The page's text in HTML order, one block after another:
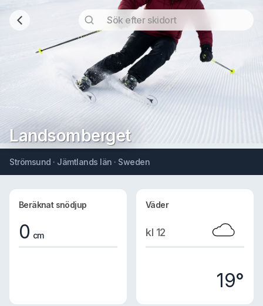
Landsomberget
Strömsund · Jämtlands län · Sweden
Beräknat snödjup
0 cm
Väder
kl 12
19°